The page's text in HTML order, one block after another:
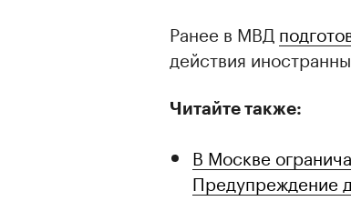
Ранее в МВД
действия
Читайте также:
В Москве
Предупреждение